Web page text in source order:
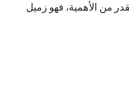
من الأهمية، فهو زميل